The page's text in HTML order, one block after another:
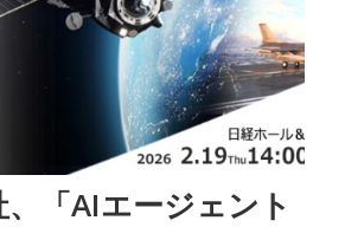
「AIエージェント